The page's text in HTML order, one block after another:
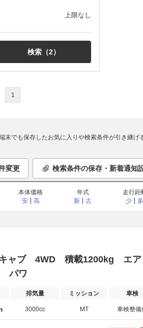
上限なし
検索（2）
1
でも保存したお気に入りや検索条件が引き継げ
変更 検索条件の保存・新着通知
本体価格
安
高
年式
新
古
走行距
少
多
キャブ 4WD 積載1200kg エ
パワ
排気量 ミッション 車検
3000cc MT 車検整備